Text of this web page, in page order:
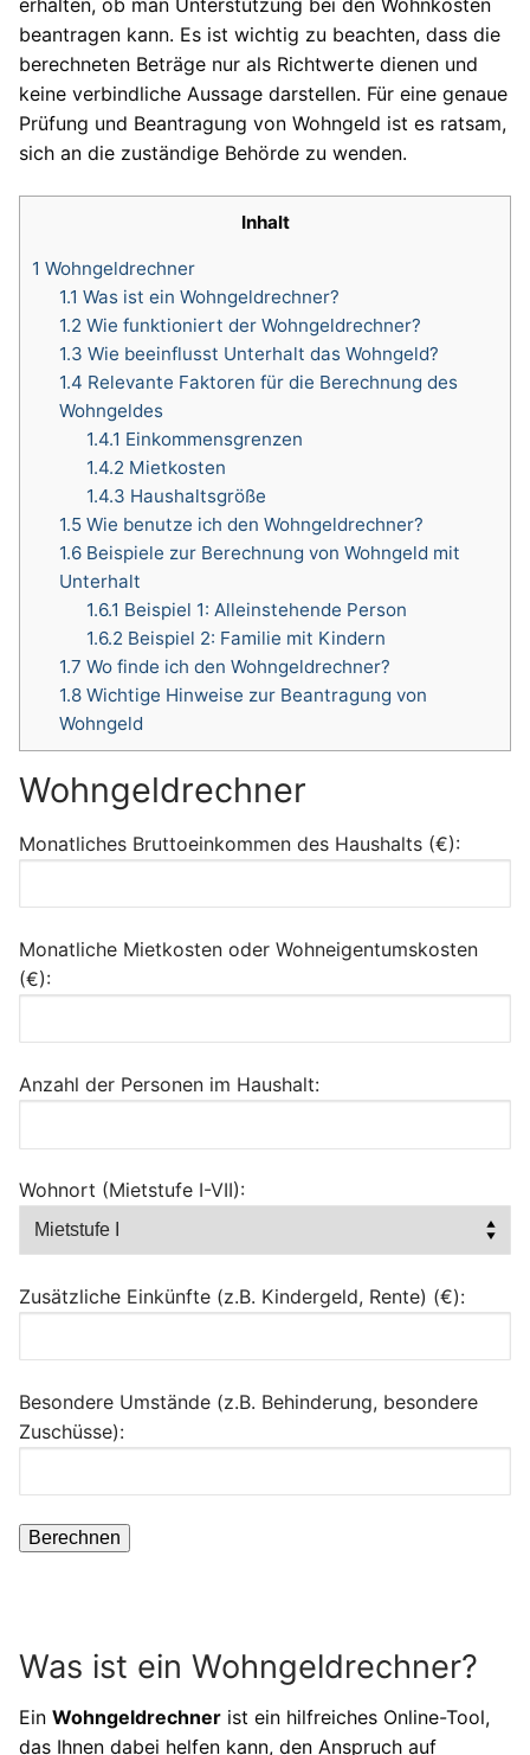
erhalten, ob man Unterstützung bei den Wohnkosten
beantragen kann. Es ist wichtig zu beachten, dass die
berechneten Beträge nur als Richtwerte dienen und
keine verbindliche Aussage darstellen. Für eine genaue
Prüfung und Beantragung von Wohngeld ist es ratsam,
sich an die zuständige Behörde zu wenden.
Inhalt
1 Wohngeldrechner
1.1 Was ist ein Wohngeldrechner?
1.2 Wie funktioniert der Wohngeldrechner?
1.3 Wie beeinflusst Unterhalt das Wohngeld?
1.4 Relevante Faktoren für die Berechnung des
Wohngeldes
1.4.1 Einkommensgrenzen
1.4.2 Mietkosten
1.4.3 Haushaltsgröße
1.5Wie benutze ich den Wohngeldrechner?
1.6Beispiele zur Berechnung von Wohngeld mit
Unterhalt
1.6.1 Beispiel 1: Alleinstehende Person
1.6.2 Beispiel 2: Familie mit Kindern
1.7 Wo finde ich den Wohngeldrechner?
1.8Wichtige Hinweise zur Beantragung von
Wohngeld
Wohngeldrechner
Monatliches Bruttoeinkommen des Haushalts (€):
Monatliche Mietkosten oder Wohneigentumskosten
(€):
Anzahl der Personen im Haushalt:
Wohnort (Mietstufe I-VII):
Zusätzliche Einkünfte (z.B. Kindergeld, Rente) (€):
Besondere Umstände (z.B. Behinderung, besondere
Zuschüsse):
Was ist ein Wohngeldrechner?
Ein Wohngeldrechner ist ein hilfreiches Online-Tool,
das Ihnen dabei helfen kann, den Anspruch auf